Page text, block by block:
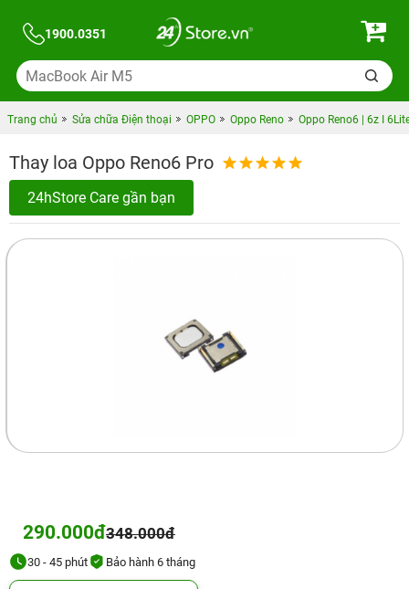
1900.0351
Trang chủ Sửa chữa Điện thoại OPPO Oppo Reno Oppo Reno6 | 6z I
Thay loa Oppo Reno6 Pro
24hStore Care gần bạn
290.000đ348.000đ
30 - 45 phút Bảo hành 6 tháng